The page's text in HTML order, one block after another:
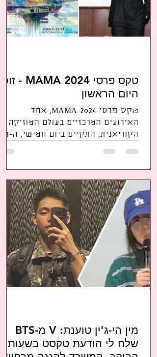
טקס פרסי MAMA 2024 - זוכי
היום הראשון
טקס פרסי MAMA 2024, אחד
האירועים המרכזיים בעולם המוזיקה
הקוריאנית, התקיים ביום חמישי, ה-21
מין הי-ג'ין טוענת: V מ-BTS
שלח לי הודעת טקסט בשעות